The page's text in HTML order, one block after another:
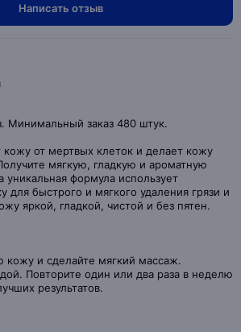
Написать отзыв
Минимальный заказ 480 штук.
от мертвых клеток и делает кожу
мягкую, гладкую и ароматную
уникальная формула использует
для быстрого и мягкого удаления грязи и
яркой, гладкой, чистой и без пятен.
кожу и сделайте мягкий массаж.
Повторите один или два раза в неделю
результатов.